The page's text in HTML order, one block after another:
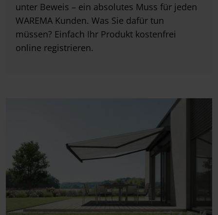
unter Beweis – ein absolutes Muss für jeden
WAREMA Kunden. Was Sie dafür tun
müssen? Einfach Ihr Produkt kostenfrei
online registrieren.